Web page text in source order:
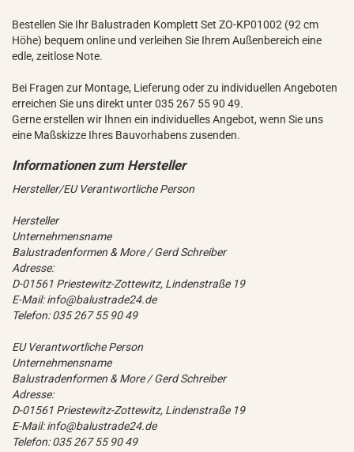
Bestellen Sie Ihr Balustraden Komplett Set ZO-KP01002 (92 cm
Höhe) bequem online und verleihen Sie Ihrem Außenbereich eine
edle, zeitlose Note.
Bei Fragen zur Montage, Lieferung oder zu individuellen Angeboten
erreichen Sie uns direkt unter 035 267 55 90 49.
Gerne erstellen wir Ihnen ein individuelles Angebot, wenn Sie uns
eine Maßskizze Ihres Bauvorhabens zusenden.
Hersteller/EU Verantwortliche Person
Hersteller
Unternehmensname
Balustradenformen & More / Gerd Schreiber
Adresse:
D-01561 Priestewitz-Zottewitz, Lindenstraße 19
E-Mail: info@balustrade24.de
Telefon: 035 267 55 90 49
EU Verantwortliche Person
Unternehmensname
Balustradenformen & More / Gerd Schreiber
Adresse:
D-01561 Priestewitz-Zottewitz, Lindenstraße 19
E-Mail: info@balustrade24.de
Telefon: 035 267 55 90 49